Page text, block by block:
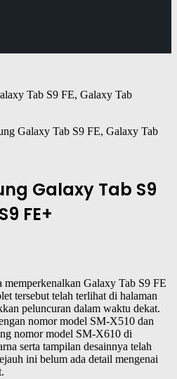
Galaxy Tab S9 FE, Galaxy Tab
Galaxy Tab S9
FE+
memperkenalkan Galaxy Tab S9 FE
tersebut telah terlihat di halaman
peluncuran dalam waktu dekat.
nomor model SM-X510 dan
nomor model SM-X610 di
serta tampilan desainnya telah
ini belum ada detail mengenai